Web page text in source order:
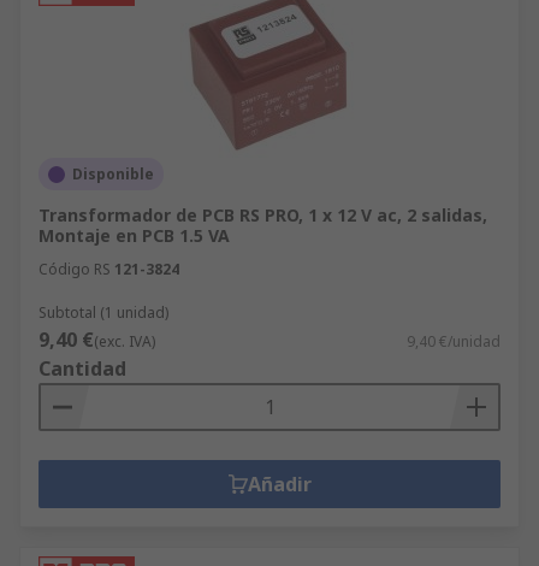
Disponible
Transformador de PCB RS PRO, 1 x 12 V ac, 2 salidas,
Montaje en PCB 1.5 VA
Código RS 121-3824
Subtotal (1 unidad)
9,40 €(exc. IVA) 9,40 €/unidad
Cantidad
Añadir